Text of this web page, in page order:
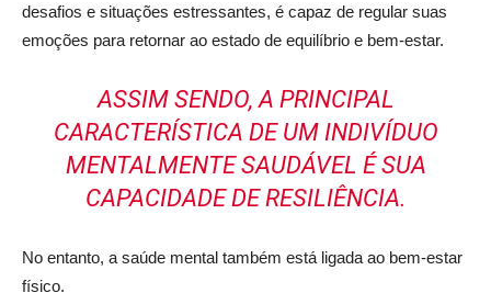
desafios e situações estressantes, é capaz de regular suas
emoções para retornar ao estado de equilíbrio e bem-estar.
ASSIM SENDO, A PRINCIPAL
CARACTERÍSTICA DE UM INDIVÍDUO
MENTALMENTE SAUDÁVEL É SUA
CAPACIDADE DE RESILIÊNCIA.
No entanto, a saúde mental também está ligada ao bem-estar
físico.